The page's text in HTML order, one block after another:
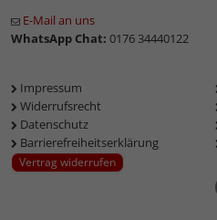
E-Mail an uns
WhatsApp Chat: 0176 34440122
Impressum
Widerrufsrecht
Datenschutz
Barrierefreiheitserklärung
Vertrag widerrufen